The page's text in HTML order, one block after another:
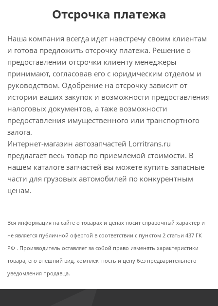
Отсрочка платежа
Наша компания всегда идет навстречу своим клиентам
и готова предложить отсрочку платежа. Решение о
предоставлении отсрочки клиенту менеджеры
принимают, согласовав его с юридическим отделом и
руководством. Одобрение на отсрочку зависит от
истории ваших закупок и возможности предоставления
налоговых документов, а таже возможности
предоставления имущественного или транспортного
залога.
Интернет-магазин автозапчастей Lorritrans.ru
предлагает весь товар по приемлемой стоимости. В
нашем каталоге запчастей вы можете купить запасные
части для грузовых автомобилей по конкурентным
ценам.
Вся информация на сайте о товарах и ценах носит справочный характер и
не является публичной офертой в соответствии с пунктом 2 статьи 437 ГК
РФ . Производитель оставляет за собой право изменять характеристики
товара, его внешний вид, комплектность и цену без предварительного
уведомления продавца.